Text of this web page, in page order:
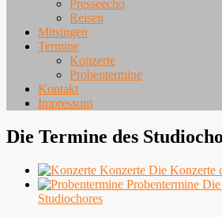
Presseecho
Reisen
Mitsingen
Termine
Konzerte
Probentermine
Kontakt
Impressum
Die Termine des
Konzerte Die Konzerte
Probentermine Die
Studiochores